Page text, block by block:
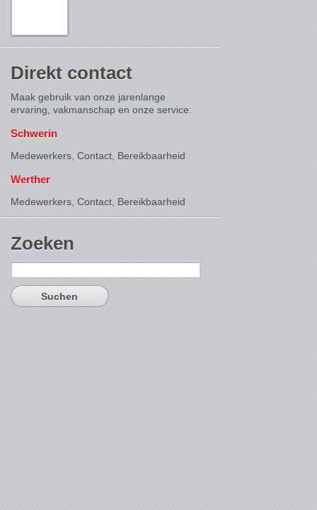
Direkt contact
Maak gebruik van onze jarenlange
ervaring, vakmanschap en onze service:
Schwerin
Medewerkers, Contact, Bereikbaarheid
Werther
Medewerkers, Contact, Bereikbaarheid
Zoeken
Suchen
nach: